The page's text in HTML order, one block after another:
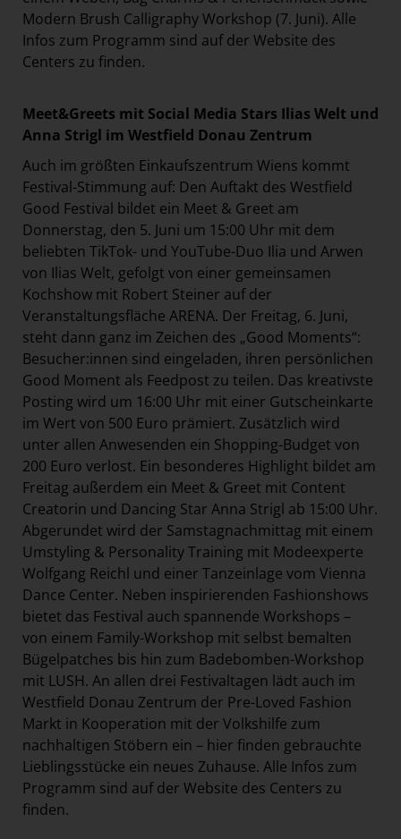
Modern Brush Calligraphy Workshop (7. Juni). Alle
Infos zum Programm sind auf der Website des
Centers zu finden.
Meet&Greets mit Social Media Stars Ilias Welt und
Anna Strigl im Westfield Donau Zentrum
Auch im größten Einkaufszentrum Wiens kommt
Festival-Stimmung auf: Den Auftakt des Westfield
Good Festival bildet ein Meet & Greet am
Donnerstag, den 5. Juni um 15:00 Uhr mit dem
beliebten TikTok- und YouTube-Duo Ilia und Arwen
von Ilias Welt, gefolgt von einer gemeinsamen
Kochshow mit Robert Steiner auf der
Veranstaltungsfläche ARENA. Der Freitag, 6. Juni,
steht dann ganz im Zeichen des „Good Moments“:
Besucher:innen sind eingeladen, ihren persönlichen
Good Moment als Feedpost zu teilen. Das kreativste
Posting wird um 16:00 Uhr mit einer Gutscheinkarte
im Wert von 500 Euro prämiert. Zusätzlich wird
unter allen Anwesenden ein Shopping-Budget von
200 Euro verlost. Ein besonderes Highlight bildet am
Freitag außerdem ein Meet & Greet mit Content
Creatorin und Dancing Star Anna Strigl ab 15:00 Uhr.
Abgerundet wird der Samstagnachmittag mit einem
Umstyling & Personality Training mit Modeexperte
Wolfgang Reichl und einer Tanzeinlage vom Vienna
Dance Center. Neben inspirierenden Fashionshows
bietet das Festival auch spannende Workshops –
von einem Family-Workshop mit selbst bemalten
Bügelpatches bis hin zum Badebomben-Workshop
mit LUSH. An allen drei Festivaltagen lädt auch im
Westfield Donau Zentrum der Pre-Loved Fashion
Markt in Kooperation mit der Volkshilfe zum
nachhaltigen Stöbern ein – hier finden gebrauchte
Lieblingsstücke ein neues Zuhause. Alle Infos zum
Programm sind auf der Website des Centers zu
finden.